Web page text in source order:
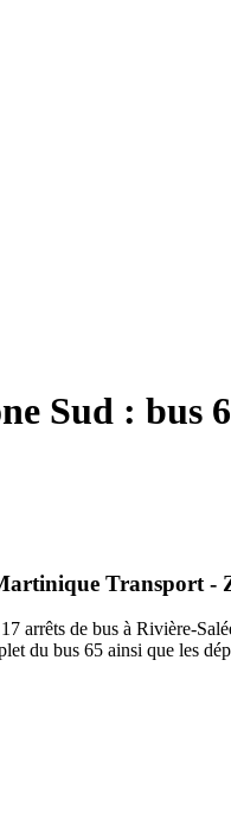
Sud : bus
Transport -
arrêts de bus à Rivière-
du bus 65 ainsi que les